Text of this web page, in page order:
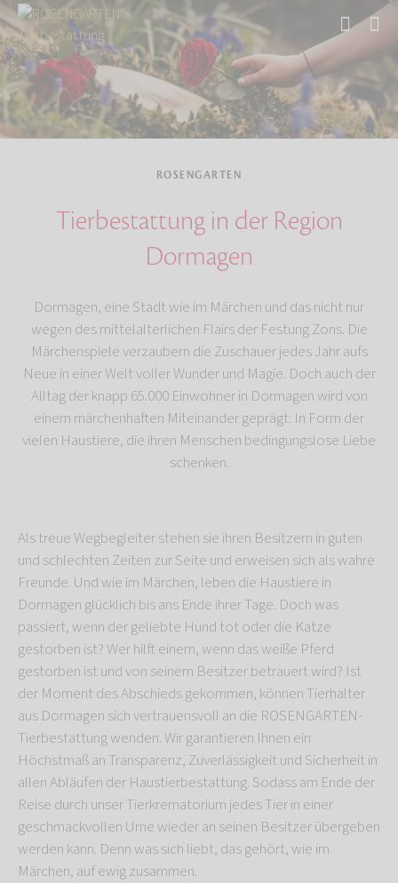
Start
ROSENGARTEN
Tierbestattung in der Region
Dormagen
Dormagen, eine Stadt wie im Märchen und das nicht nur
wegen des mittelalterlichen Flairs der Festung Zons. Die
Märchenspiele verzaubern die Zuschauer jedes Jahr aufs
Neue in einer Welt voller Wunder und Magie. Doch auch der
Alltag der knapp 65.000 Einwohner in Dormagen wird von
einem märchenhaften Miteinander geprägt: In Form der
vielen Haustiere, die ihren Menschen bedingungslose Liebe
schenken.
Als treue Wegbegleiter stehen sie ihren Besitzern in guten
und schlechten Zeiten zur Seite und erweisen sich als wahre
Freunde. Und wie im Märchen, leben die Haustiere in
Dormagen glücklich bis ans Ende ihrer Tage. Doch was
passiert, wenn der geliebte Hund tot oder die Katze
gestorben ist? Wer hilft einem, wenn das weiße Pferd
gestorben ist und von seinem Besitzer betrauert wird? Ist
der Moment des Abschieds gekommen, können Tierhalter
aus Dormagen sich vertrauensvoll an die ROSENGARTEN-
Tierbestattung wenden. Wir garantieren Ihnen ein
Höchstmaß an Transparenz, Zuverlässigkeit und Sicherheit in
allen Abläufen der Haustierbestattung. Sodass am Ende der
Reise durch unser Tierkrematorium jedes Tier in einer
geschmackvollen Urne wieder an seinen Besitzer übergeben
werden kann. Denn was sich liebt, das gehört, wie im
Märchen, auf ewig zusammen.